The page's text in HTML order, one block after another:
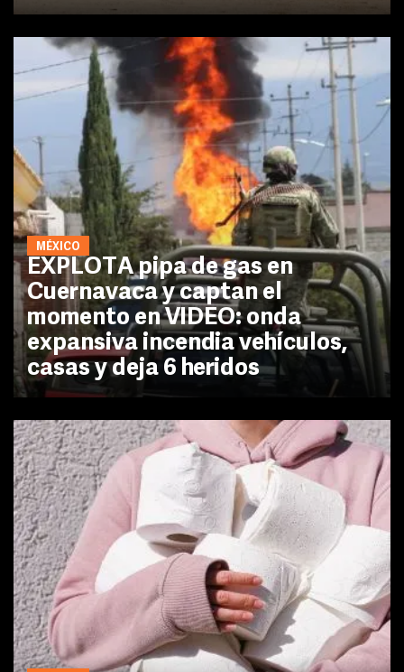
MÉXICO
EXPLOTA pipa de gas en
Cuernavaca y captan el
momento en VIDEO: onda
expansiva incendia vehículos,
casas y deja 6 heridos